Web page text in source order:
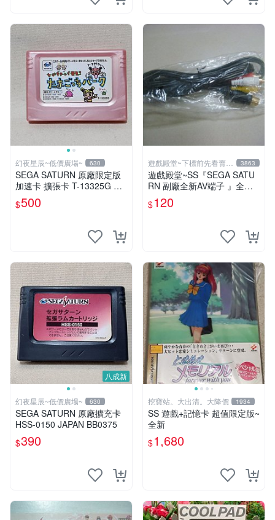
幻夜星辰~低價廣場~ 630
SEGA SATURN 原廠限定版
加速卡 擴張卡 T-13325G 日
本製 BB0191
$500
遊戲殿堂~下標前先看賣場
關於我
3863
遊戲殿堂~SS『SEGA SATU
RN 副廠全新AV端子 』全新
品未使用
$120
八成新
幻夜星辰~低價廣場~ 630
SEGA SATURN 原廠擴充卡
HSS-0150 JAPAN BB0375
$390
挖寶站。大出清。大降價 1934
SS 遊戲+記憶卡 超值限定版~
全新
$1,680